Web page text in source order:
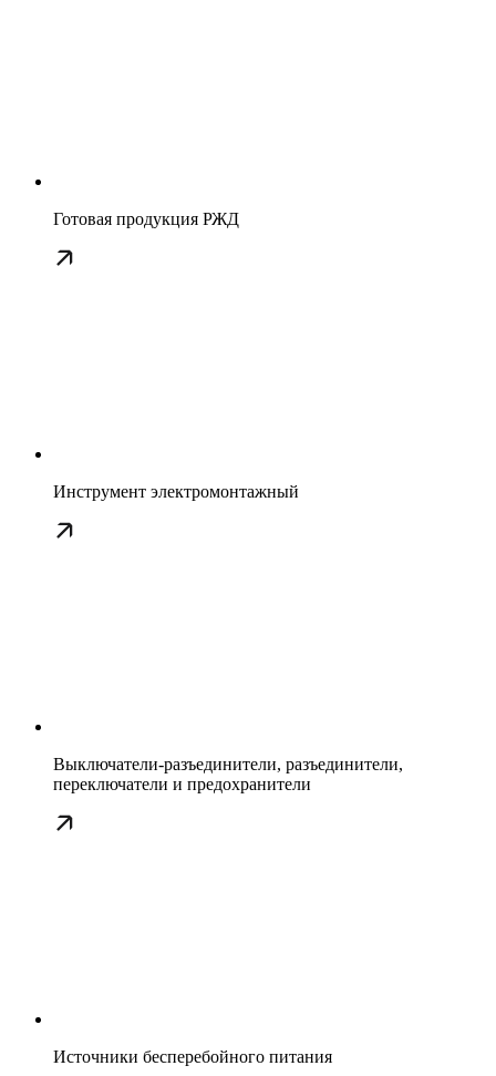
Готовая продукция РЖД
Инструмент электромонтажный
Выключатели-разъединители, разъединители,
переключатели и предохранители
Источники бесперебойного питания